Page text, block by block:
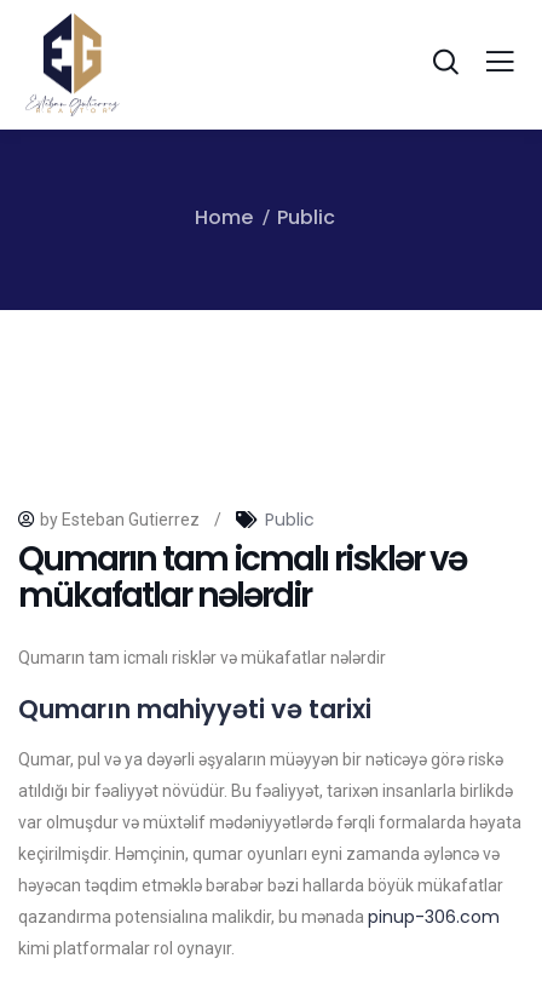
Home Public
by Esteban Gutierrez / Public
Qumarın tam icmalı risklər və
mükafatlar nələrdir
Qumarın tam icmalı risklər və mükafatlar nələrdir
Qumarın mahiyyəti və tarixi
Qumar, pul və ya dəyərli əşyaların müəyyən bir nəticəyə görə riskə
atıldığı bir fəaliyyət növüdür. Bu fəaliyyət, tarixən insanlarla birlikdə
var olmuşdur və müxtəlif mədəniyyətlərdə fərqli formalarda həyata
keçirilmişdir. Həmçinin, qumar oyunları eyni zamanda əyləncə və
həyəcan təqdim etməklə bərabər bəzi hallarda böyük mükafatlar
qazandırma potensialına malikdir, bu mənada pinup-306.com
kimi platformalar rol oynayır.